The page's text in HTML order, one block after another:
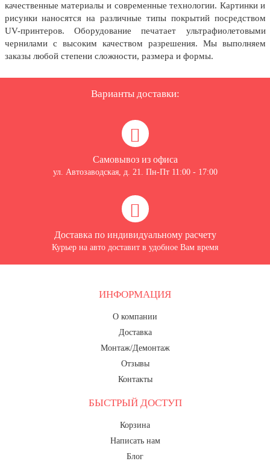
День геолога (первое воскресенье
апреля)
6 мая, День герба и флага города
28 мая, День пограничника
День медицинского работника
22 июня, День памяти и скорби
8 июля, День Семьи Любви и
качественные материалы и современные технологии. Картинки и
рисунки наносятся на различные типы покрытий посредством
UV-принтеров. Оборудование печатает ультрафиолетовыми
чернилами с высоким качеством разрешения. Мы выполняем
заказы любой степени сложности, размера и формы.
Варианты доставки:
Самовывоз из офиса
ул. Автозаводская, д. 21. Пн-Пт 11:00 - 17:00
Доставка по индивидуальному расчету
Курьер на авто доставит в удобное Вам время
ИНФОРМАЦИЯ
О компании
Доставка
Монтаж/Демонтаж
Отзывы
Контакты
БЫСТРЫЙ ДОСТУП
Корзина
Написать нам
Блог